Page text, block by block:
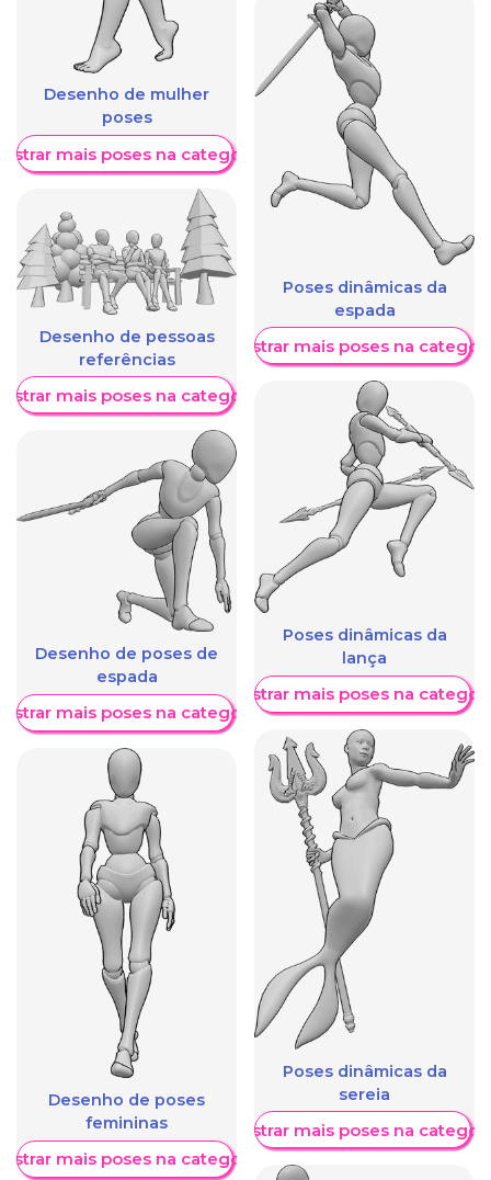
Desenho de mulher
poses
mais poses na categoria
Desenho de pessoas
referências
mais poses na categoria
Desenho de poses de
espada
mais poses na categoria
Desenho de poses
femininas
mais poses na categoria
Poses dinâmicas da
espada
Mostrar mais poses na
Poses dinâmicas da
lança
Mostrar mais poses na
Poses dinâmicas da
sereia
Mostrar mais poses na